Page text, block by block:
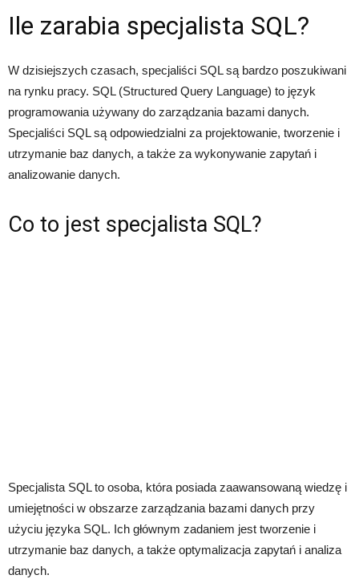
Ile zarabia specjalista SQL?
W dzisiejszych czasach, specjaliści SQL są bardzo poszukiwani
na rynku pracy. SQL (Structured Query Language) to język
programowania używany do zarządzania bazami danych.
Specjaliści SQL są odpowiedzialni za projektowanie, tworzenie i
utrzymanie baz danych, a także za wykonywanie zapytań i
analizowanie danych.
Co to jest specjalista SQL?
Specjalista SQL to osoba, która posiada zaawansowaną wiedzę i
umiejętności w obszarze zarządzania bazami danych przy
użyciu języka SQL. Ich głównym zadaniem jest tworzenie i
utrzymanie baz danych, a także optymalizacja zapytań i analiza
danych.